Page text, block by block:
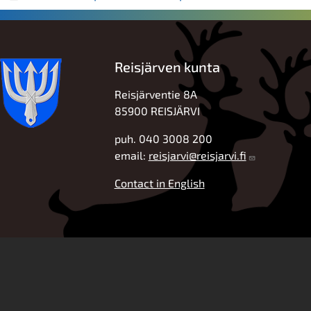
Reisjärven kunta
Reisjärventie 8A
85900 REISJÄRVI
puh. 040 3008 200
email: reisjarvi@reisjarvi.fi
Contact in English